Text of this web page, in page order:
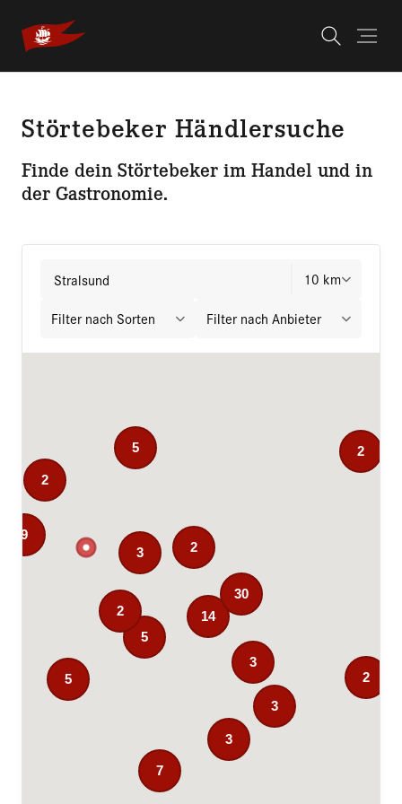
Störtebeker Händlersuche
Finde dein Störtebeker im Handel und in
der Gastronomie.
10 km
Filter nach Sorten Filter nach Anbieter
3
7
3
3
14
2
5
30
5
2
2
3
9
5
2
2